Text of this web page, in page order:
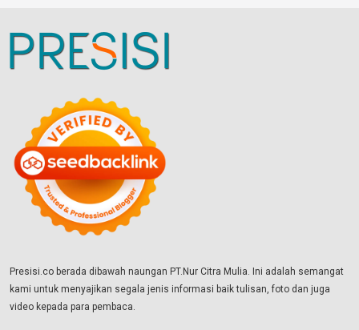
Presisi.co berada dibawah naungan PT.Nur Citra Mulia. Ini adalah semangat
kami untuk menyajikan segala jenis informasi baik tulisan, foto dan juga
video kepada para pembaca.